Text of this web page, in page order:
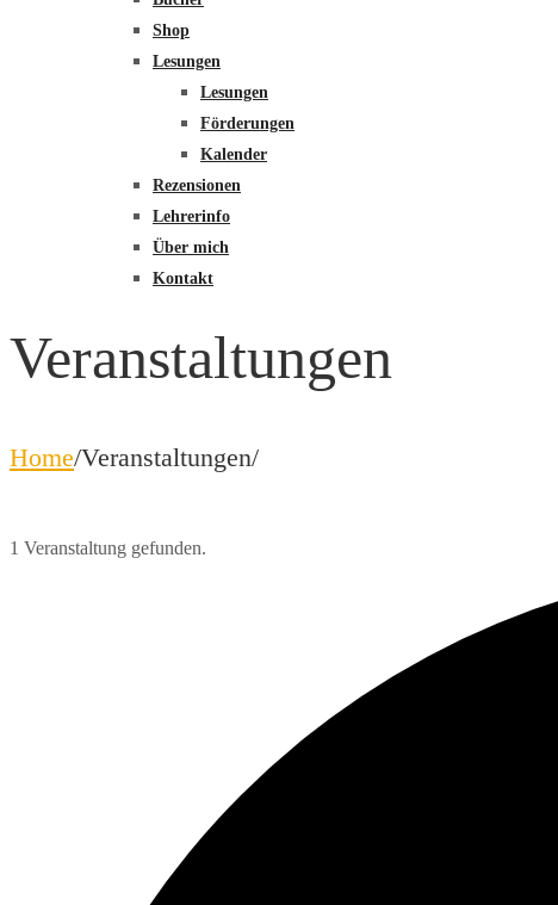
Shop
Lesungen
Lesungen
Förderungen
Kalender
Rezensionen
Lehrerinfo
Über mich
Kontakt
Veranstaltungen
Home/Veranstaltungen/
1 Veranstaltung gefunden.